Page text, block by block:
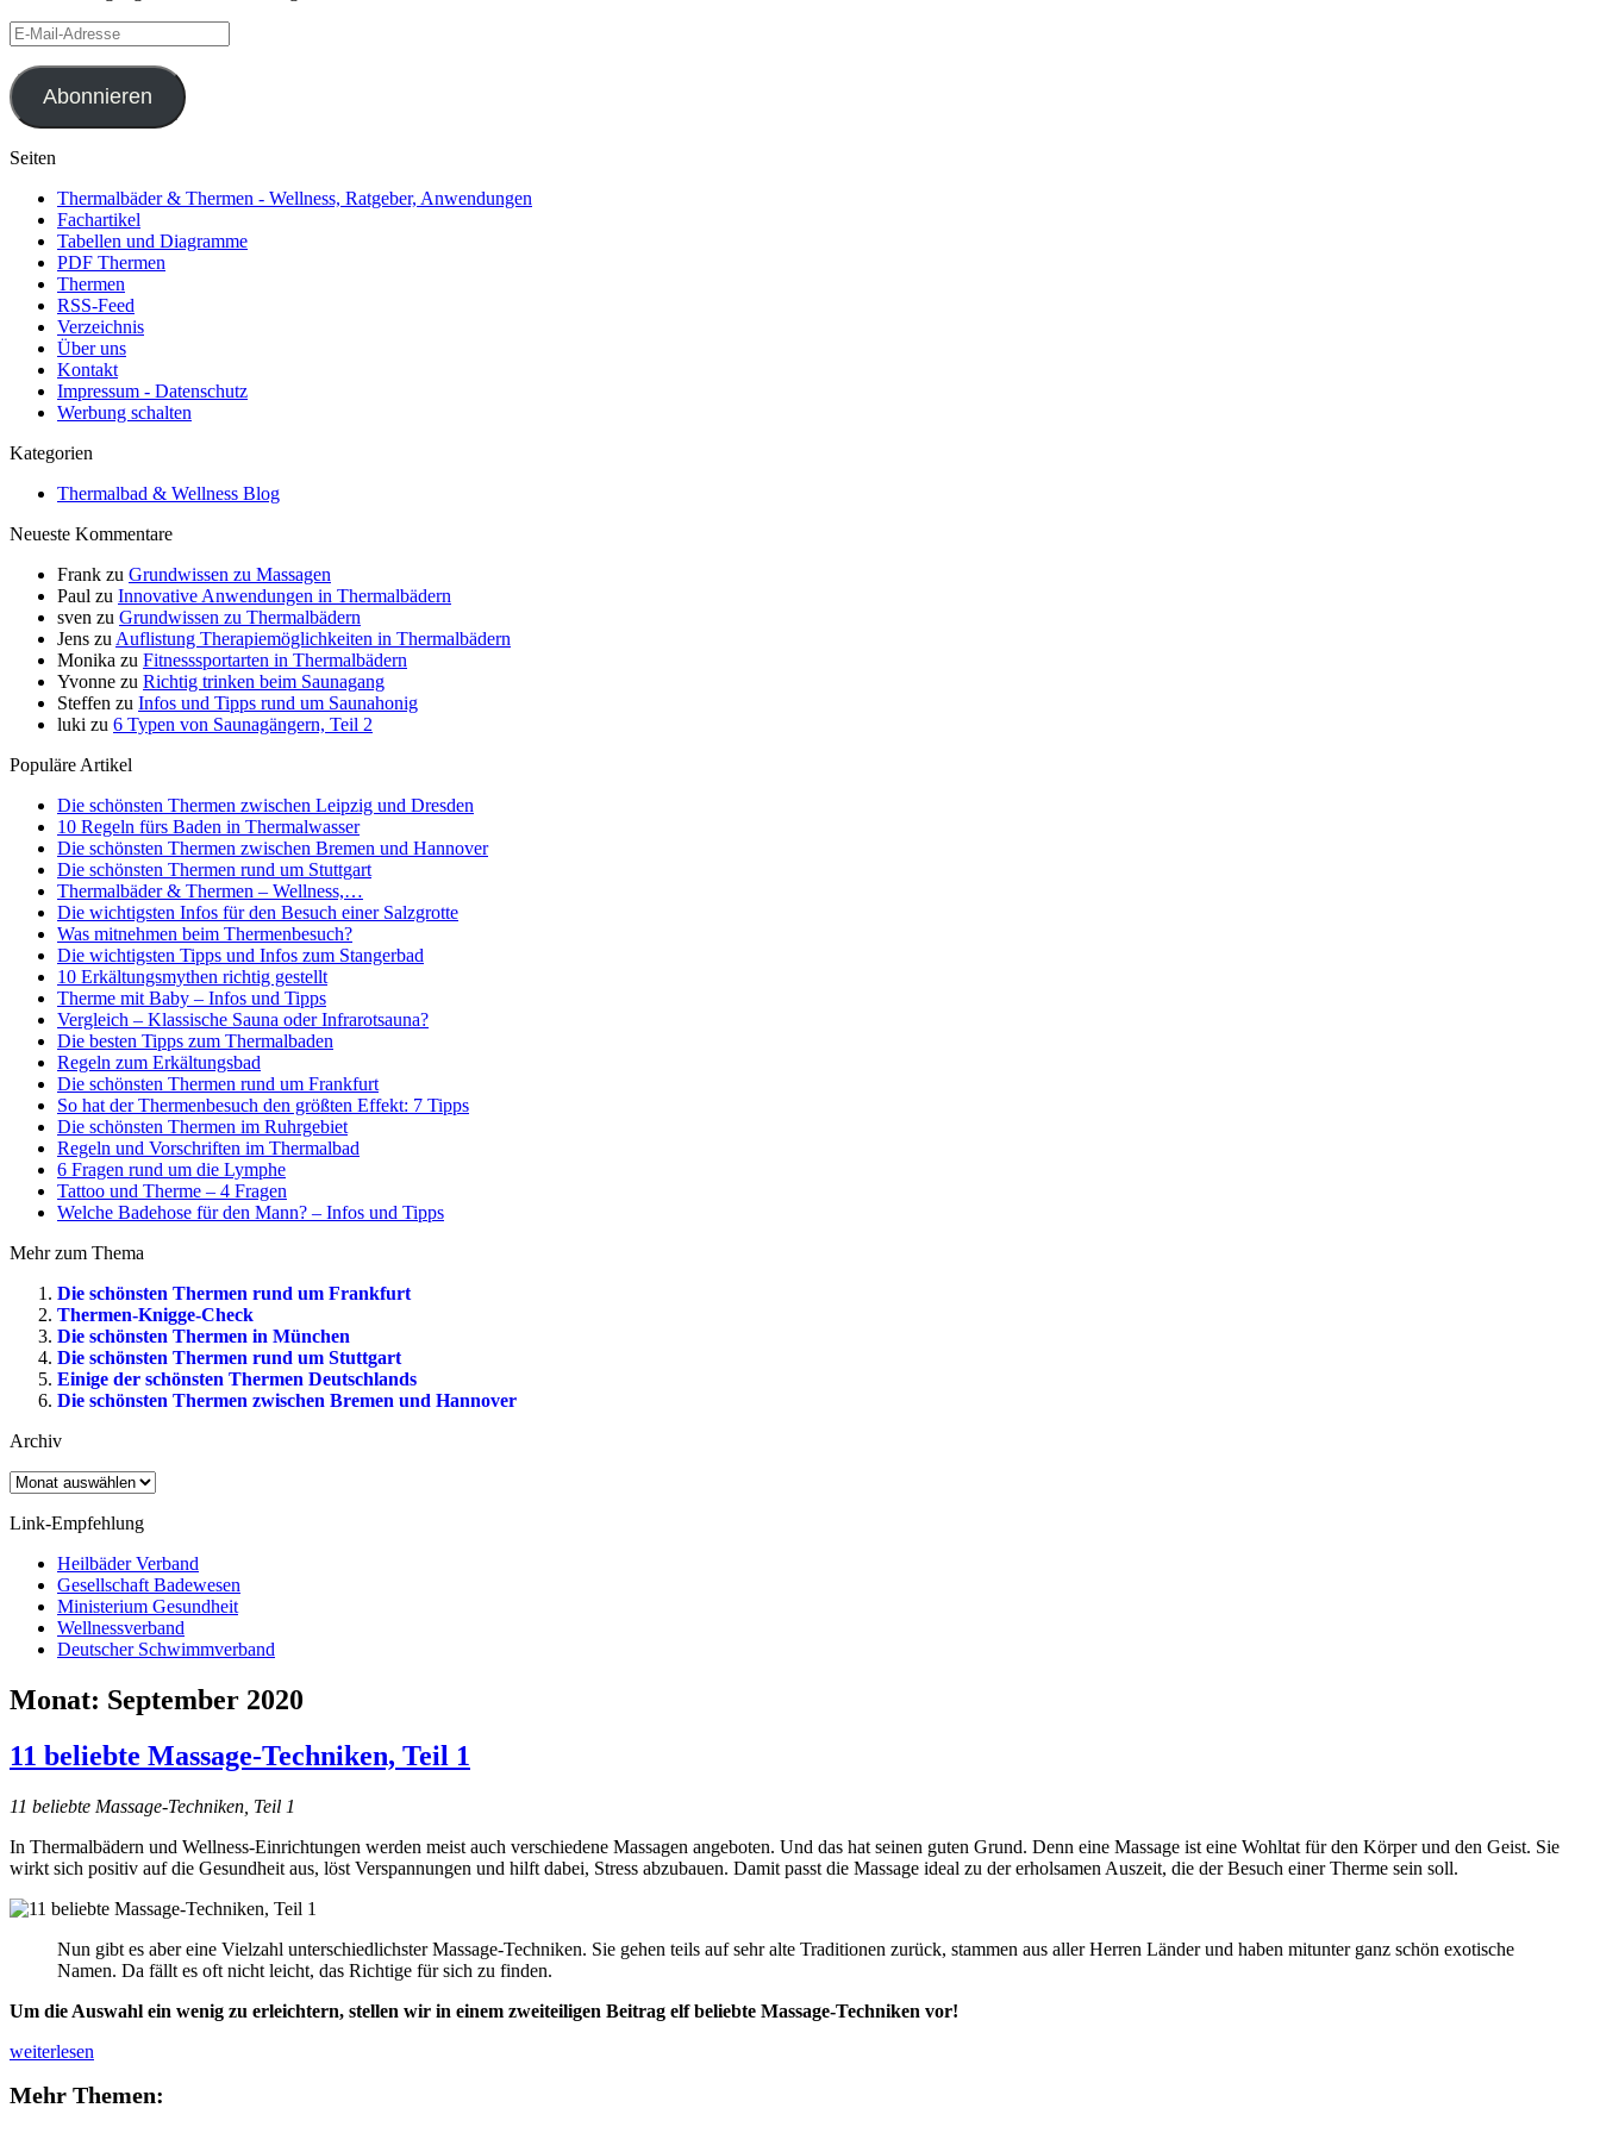
E-
Mail-
Adresse
Abonnieren
Seiten
Thermalbäder & Thermen - Wellness, Ratgeber, Anwendungen
Fachartikel
Tabellen und Diagramme
PDF Thermen
Thermen
RSS-Feed
Verzeichnis
Über uns
Kontakt
Impressum - Datenschutz
Werbung schalten
Kategorien
Thermalbad & Wellness Blog
Neueste Kommentare
Frank zu Grundwissen zu Massagen
Paul zu Innovative Anwendungen in Thermalbädern
sven zu Grundwissen zu Thermalbädern
Jens zuAuflistung Therapiemöglichkeiten in Thermalbädern
Monika zu Fitnesssportarten in Thermalbädern
Yvonne zu Richtig trinken beim Saunagang
Steffen zu Infos und Tipps rund um Saunahonig
luki zu 6 Typen von Saunagängern, Teil 2
Populäre Artikel
Die schönsten Thermen zwischen Leipzig und Dresden
10 Regeln fürs Baden in Thermalwasser
Die schönsten Thermen zwischen Bremen und Hannover
Die schönsten Thermen rund um Stuttgart
Thermalbäder & Thermen – Wellness,…
Die wichtigsten Infos für den Besuch einer Salzgrotte
Was mitnehmen beim Thermenbesuch?
Die wichtigsten Tipps und Infos zum Stangerbad
10 Erkältungsmythen richtig gestellt
Therme mit Baby – Infos und Tipps
Vergleich – Klassische Sauna oder Infrarotsauna?
Die besten Tipps zum Thermalbaden
Regeln zum Erkältungsbad
Die schönsten Thermen rund um Frankfurt
So hat der Thermenbesuch den größten Effekt: 7 Tipps
Die schönsten Thermen im Ruhrgebiet
Regeln und Vorschriften im Thermalbad
6 Fragen rund um die Lymphe
Tattoo und Therme – 4 Fragen
Welche Badehose für den Mann? – Infos und Tipps
Mehr zum Thema
Die schönsten Thermen rund um Frankfurt
Thermen-Knigge-Check
Die schönsten Thermen in München
Die schönsten Thermen rund um Stuttgart
Einige der schönsten Thermen Deutschlands
Die schönsten Thermen zwischen Bremen und Hannover
Archiv
Archiv
Link-Empfehlung
Heilbäder Verband
Gesellschaft Badewesen
Ministerium Gesundheit
Wellnessverband
Deutscher Schwimmverband
Monat: September 2020
11 beliebte Massage-Techniken, Teil 1
11 beliebte Massage-Techniken, Teil 1
In Thermalbädern und Wellness-Einrichtungen werden meist auch verschiedene Massagen angeboten. Und das hat seinen guten Grund. Denn eine Massage ist eine Wohltat für den Körper und den Geist. Sie
wirkt sich positiv auf die Gesundheit aus, löst Verspannungen und hilft dabei, Stress abzubauen. Damit passt die Massage ideal zu der erholsamen Auszeit, die der Besuch einer Therme sein soll.
Nun gibt es aber eine Vielzahl unterschiedlichster Massage-Techniken. Sie gehen teils auf sehr alte Traditionen zurück, stammen aus aller Herren Länder und haben mitunter ganz schön exotische
Namen. Da fällt es oft nicht leicht, das Richtige für sich zu finden.
Um die Auswahl ein wenig zu erleichtern, stellen wir in einem zweiteiligen Beitrag elf beliebte Massage-Techniken vor!
11
Massage-
weiterlesen
Mehr Themen: